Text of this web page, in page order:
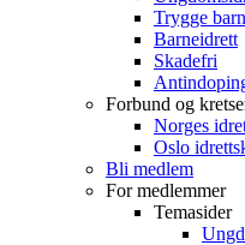
Trygge
Barneidrett
Skadefri
Forbund og
Norges
Oslo
Bli medlem
For medlemmer
Temasider